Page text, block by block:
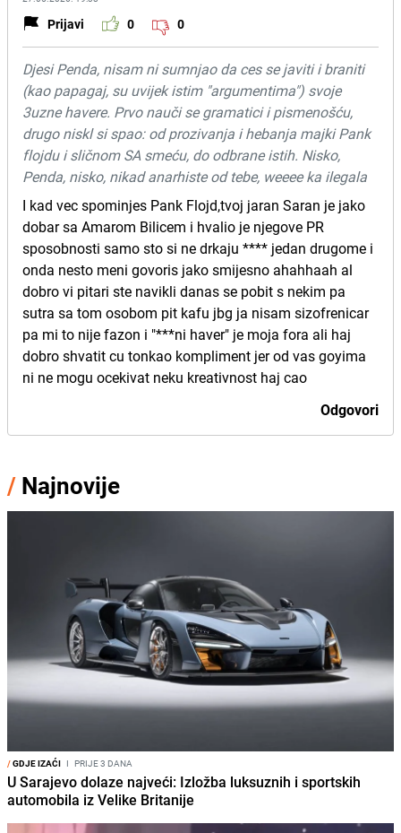
Prijavi 0 0
Djesi Penda, nisam ni sumnjao da ces se javiti i braniti
(kao papagaj, su uvijek istim "argumentima") svoje
3uzne havere. Prvo nauči se gramatici i pismenošću,
drugo niskl si spao: od prozivanja i hebanja majki Pank
flojdu i sličnom SA smeću, do odbrane istih. Nisko,
Penda, nisko, nikad anarhiste od tebe, weeee ka ilegala
I kad vec spominjes Pank Flojd,tvoj jaran Saran je jako
dobar sa Amarom Bilicem i hvalio je njegove PR
sposobnosti samo sto si ne drkaju **** jedan drugome i
onda nesto meni govoris jako smijesno ahahhaah al
dobro vi pitari ste navikli danas se pobit s nekim pa
sutra sa tom osobom pit kafu jbg ja nisam sizofrenicar
pa mi to nije fazon i "***ni haver" je moja fora ali haj
dobro shvatit cu tonkao kompliment jer od vas goyima
ni ne mogu ocekivat neku kreativnost haj cao
Odgovori
/ Najnovije
/GDJE IZAĆI I PRIJE 3 DANA
U Sarajevo dolaze najveći: Izložba luksuznih i sportskih
automobila iz Velike Britanije